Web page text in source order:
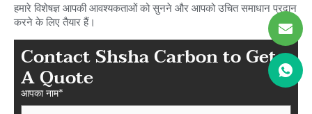
हमारे विशेषज्ञ आपकी आवश्यकताओं को सुनने और आपको उचित समाधान प्रदान
करने के लिए तैयार हैं।
Contact Shsha Carbon to Get
A Quote
आपका नाम*